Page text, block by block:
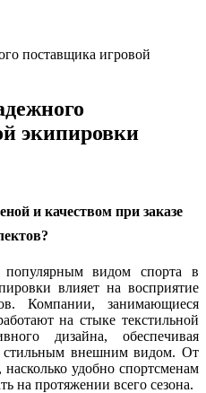
поставщика игровой
экипировки
и качеством при заказе
видом спорта в
влияет на восприятие
Компании, занимающиеся
на стыке текстильной
дизайна, обеспечивая
стильным внешним видом. От
удобно спортсменам
на протяжении всего сезона.